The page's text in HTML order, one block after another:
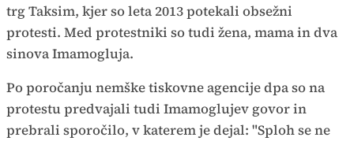
trg Taksim, kjer so leta 2013 potekali obsežni
protesti. Med protestniki so tudi žena, mama in dva
sinova Imamogluja.
Po poročanju nemške tiskovne agencije dpa so na
protestu predvajali tudi Imamoglujev govor in
prebrali sporočilo, v katerem je dejal: "Sploh se ne